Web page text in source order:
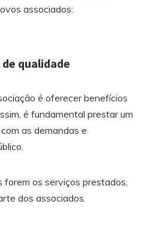
associados:
qualidade
é oferecer benefícios
é fundamental prestar um
as demandas e
forem os serviços prestados,
dos associados.